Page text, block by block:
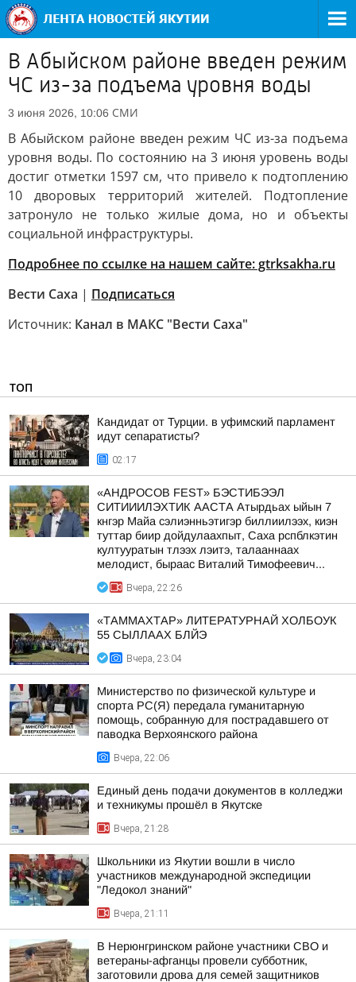
В Абыйском районе введен режим
ЧС из-за подъема уровня воды
3 июня 2026, 10:06 СМИ
В Абыйском районе введен режим ЧС из-за подъема
уровня воды. По состоянию на 3 июня уровень воды
достиг отметки 1597 см, что привело к подтоплению
10 дворовых территорий жителей. Подтопление
затронуло не только жилые дома, но и объекты
социальной инфраструктуры.
Подробнее по ссылке на нашем сайте: gtrksakha.ru
Вести Саха | Подписаться
Источник: Канал в МАКС "Вести Саха"
ТОП
Кандидат от Турции. в уфимский парламент
идут сепаратисты?
02:17
«АНДРОСОВ FEST» БЭСТИБЭЭЛ
СИТИИИЛЭХТИК ААСТА Атырдьах ыйын 7
кнгэр Майа сэлиэнньэтигэр биллиилээх, киэн
туттар биир дойдулаахпыт, Саха рспблкэтин
култууратын тлээх лэитэ, талааннаах
мелодист, быраас Виталий Тимофеевич...
Вчера, 22:26
«ТАММАХТАР» ЛИТЕРАТУРНАЙ ХОЛБОУК
55 СЫЛЛААХ БЛЙЭ
Вчера, 23:04
Министерство по физической культуре и
спорта РС(Я) передала гуманитарную
помощь, собранную для пострадавшего от
паводка Верхоянского района
Вчера, 22:06
Единый день подачи документов в колледжи
и техникумы прошёл в Якутске
Вчера, 21:28
Школьники из Якутии вошли в число
участников международной экспедиции
"Ледокол знаний"
Вчера, 21:11
В Нерюнгринском районе участники СВО и
ветераны-афганцы провели субботник,
заготовили дрова для семей защитников